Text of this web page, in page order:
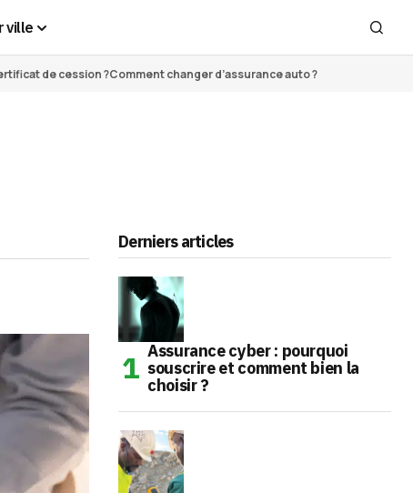
ville
de cession ?Comment changer d’assurance auto ?
Derniers articles
Assurance cyber : pourquoi
souscrire et comment bien la
choisir ?